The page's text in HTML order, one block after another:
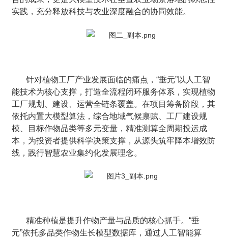
实践，充分释放科技与农业深度融合的协同效能。
针对植物工厂产业发展面临的痛点，“垂元”以人工智
能技术为核心支撑，打造全流程闭环服务体系，实现植物
工厂规划、建设、运营全链条覆盖。在项目筹备阶段，其
依托内置大模型算法，综合地域气候禀赋、工厂建设规
模、目标作物品类等多元变量，精准测算全周期投运成
本，为投资者提供科学决策支撑，从源头筑牢降本增效防
线，践行智慧农业集约化发展理念。
精准种植是提升作物产量与品质的核心抓手。“垂
元”依托多品类作物生长模型数据库，通过人工智能算